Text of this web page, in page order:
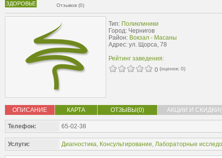
ЗДОРОВЬЕ Отзывов (0)
Тип: Поликлиники
Город: Чернигов
Район: Вокзал - Масаны
Адрес: ул. Щорса, 78
Рейтинг заведения:
0 (оценок: 0)
ОПИСАНИЕ КАРТА ОТЗЫВЫ(0) АКЦИИ И
Телефон: 65-02-38
Услуги: Диагностика, Консультирование, Лабораторные